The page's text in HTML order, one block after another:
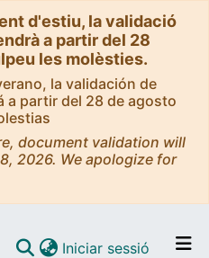
d'estiu, la validació
a partir del 28
les molèsties.
la validación de
a partir del 28 de agosto
document validation will
2026. We apologize for
Iniciar sessió (current)